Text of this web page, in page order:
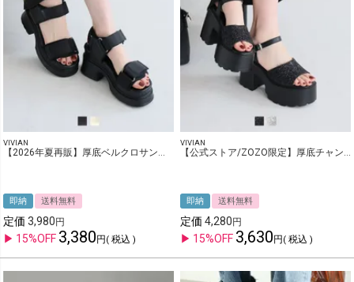
VIVIAN
【2026年夏再販】厚底ベルクロサンダル
即納 送料無料
定価 3,980
15%OFF 3,380 税込
VIVIAN
【公式ストア/ZOZO限定】厚底チャンキーヒールストラップサンダル
即納 送料無料
定価 4,280
15%OFF 3,630 税込